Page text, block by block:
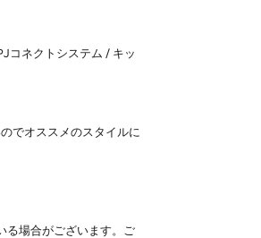
コネクトシステム / キッ
でオススメのスタイルに
る場合がございます。ご